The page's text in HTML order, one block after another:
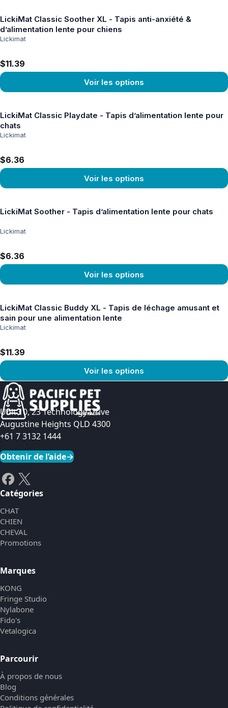
LickiMat Classic Soother XL - Tapis anti-anxiété &
d’alimentation lente pour chiens
Lickimat
$11.39
Voir les options
LickiMat Classic Playdate - Tapis d’alimentation lente pour
chats
Lickimat
$6.36
Voir les options
LickiMat Soother - Tapis d’alimentation lente pour chats
Lickimat
$6.36
Voir les options
LickiMat Classic Buddy XL - Tapis de léchage amusant et
sain pour une alimentation lente
Lickimat
$11.39
Voir les options
Voir le produit
Unit 10, 23 Technology Drive
Augustine Heights QLD 4300
+61 7 3132 1444
Obtenir de l’aide→
Catégories
CHAT
CHIEN
CHEVAL
Promotions
Marques
KONG
Fringe Studio
Nylabone
Fido's
Vetalogica
Parcourir
À propos de nous
Blog
Conditions générales